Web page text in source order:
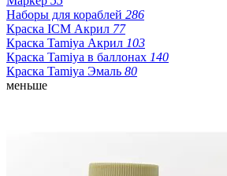
Наборы для кораблей 286
Краска ICM Акрил 77
Краска Tamiya Акрил 103
Краска Tamiya в баллонах 140
Краска Tamiya Эмаль 80
меньше